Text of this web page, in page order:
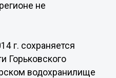
не
г. сохраняется
Горьковского
водохранилище